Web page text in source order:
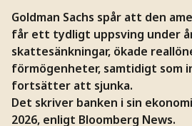
Goldman Sachs spår att den
får ett tydligt uppsving under
skattesänkningar, ökade
förmögenheter, samtidigt som
fortsätter att sjunka.
Det skriver banken i sin
2026, enligt Bloomberg News.